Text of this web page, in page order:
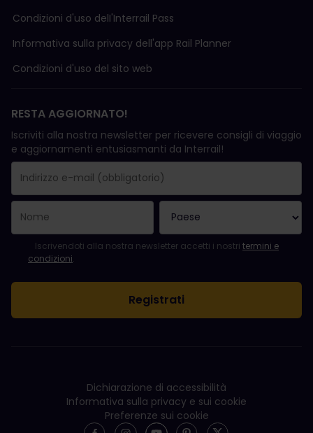
Condizioni d'uso delI'Interrail Pass
Informativa sulla privacy dell'app Rail Planner
Condizioni d'uso del sito web
RESTA AGGIORNATO!
Iscriviti alla nostra newsletter per ricevere consigli di viaggio
e aggiornamenti entusiasmanti da Interrail!
Il campo "Indirizzo e-mail" è obbligatorio.
L'indirizzo e-mail non è valido.
Si è verificato un errore durante l'iscrizione alla newsletter.
Sei già iscritto a questa newsletter!
Per iscriversi alla newsletter, accettare i termini e le condizioni.
Iscrivendoti alla nostra newsletter accetti i nostri termini e
condizioni.
Dichiarazione di accessibilità
Informativa sulla privacy e sui cookie
Preferenze sui cookie